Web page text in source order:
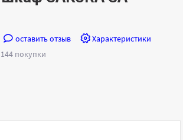
оставить отзыв
Характеристики
144 покупки